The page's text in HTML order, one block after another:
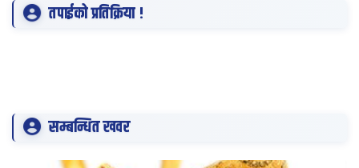
तपाईको प्रतिक्रिया !
सम्बन्धित खवर